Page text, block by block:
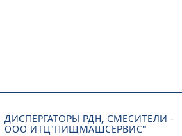
ДИСПЕРГАТОРЫ РДН, СМЕСИТЕЛИ -
ООО ИТЦ"ПИЩМАШСЕРВИС"